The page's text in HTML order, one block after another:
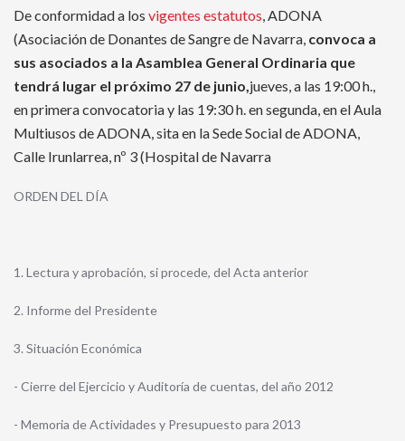
De conformidad a los vigentes estatutos , ADONA
(Asociación de Donantes de Sangre de Navarra, convoca a
sus asociados a la Asamblea General Ordinaria que
tendrá lugar el próximo 27 de junio, jueves, a las 19:00 h.,
en primera convocatoria y las 19:30 h. en segunda, en el Aula
Multiusos de ADONA, sita en la Sede Social de ADONA,
Calle Irunlarrea, nº 3 (Hospital de Navarra
ORDEN DEL DÍA
1. Lectura y aprobación, si procede, del Acta anterior
2. Informe del Presidente
3. Situación Económica
- Cierre del Ejercicio y Auditoría de cuentas, del año 2012
- Memoria de Actividades y Presupuesto para 2013